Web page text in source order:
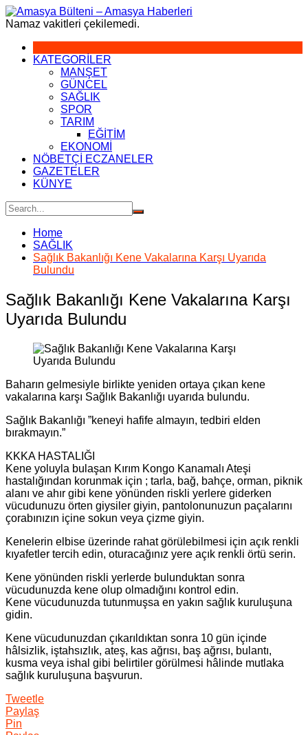
Skip
to
Namaz vakitleri çekilemedi.
KATEGORİLER
MANŞET
GÜNCEL
SAĞLIK
SPOR
TARIM
EĞİTİM
EKONOMİ
NÖBETÇİ ECZANELER
GAZETELER
KÜNYE
Home
SAĞLIK
Sağlık Bakanlığı Kene Vakalarına Karşı Uyarıda
Bulundu
Sağlık Bakanlığı Kene Vakalarına Karşı
Uyarıda Bulundu
Baharın gelmesiyle birlikte yeniden ortaya çıkan kene
vakalarına karşı Sağlık Bakanlığı uyarıda bulundu.
Sağlık Bakanlığı ”keneyi hafife almayın, tedbiri elden
bırakmayın.”
KKKA HASTALIĞI
Kene yoluyla bulaşan Kırım Kongo Kanamalı Ateşi
hastalığından korunmak için ; tarla, bağ, bahçe, orman, piknik
alanı ve ahır gibi kene yönünden riskli yerlere giderken
vücudunuzu örten giysiler giyin, pantolonunuzun paçalarını
çorabınızın içine sokun veya çizme giyin.
Kenelerin elbise üzerinde rahat görülebilmesi için açık renkli
kıyafetler tercih edin, oturacağınız yere açık renkli örtü serin.
Kene yönünden riskli yerlerde bulunduktan sonra
vücudunuzda kene olup olmadığını kontrol edin.
Kene vücudunuzda tutunmuşsa en yakın sağlık kuruluşuna
gidin.
Kene vücudunuzdan çıkarıldıktan sonra 10 gün içinde
hâlsizlik, iştahsızlık, ateş, kas ağrısı, baş ağrısı, bulantı,
kusma veya ishal gibi belirtiler görülmesi hâlinde mutlaka
sağlık kuruluşuna başvurun.
Tweetle
Paylaş
Pin